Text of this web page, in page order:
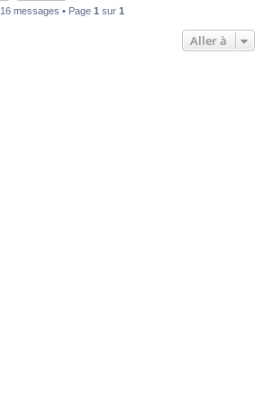
16 messages • Page 1 sur 1
Aller à